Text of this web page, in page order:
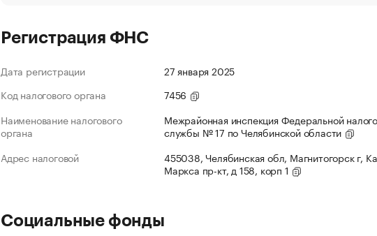
Регистрация ФНС
Дата регистрации
27 января 2025
Код налогового органа
7456
Наименование налогового
органа
Межрайонная инспекция Федеральной
службы № 17 по Челябинской области
Адрес налоговой
455038, Челябинская обл, Магнитогорск г,
Маркса пр-кт, д 158, корп 1
Социальные фонды